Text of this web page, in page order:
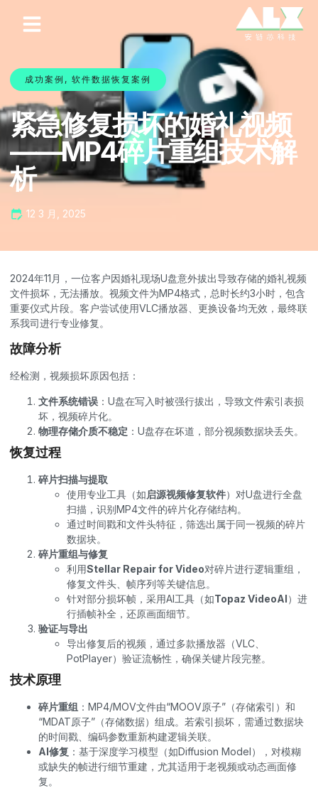
成功案例 , 软件数据恢复案例
紧急修复损坏的婚礼视频
——MP4碎片重组技术解
析
12 3 月, 2025
2024年11月，一位客户因婚礼现场U盘意外拔出导致存储的婚礼视频
文件损坏，无法播放。视频文件为MP4格式，总时长约3小时，包含
重要仪式片段。客户尝试使用VLC播放器、更换设备均无效，最终联
系我司进行专业修复。
故障分析
经检测，视频损坏原因包括：
文件系统错误 ：U盘在写入时被强行拔出，导致文件索引表损
坏，视频碎片化。
物理存储介质不稳定 ：U盘存在坏道，部分视频数据块丢失。
恢复过程
碎片扫描与提取
使用专业工具（如启源视频修复软件）对U盘进行全盘
扫描，识别MP4文件的碎片化存储结构。
通过时间戳和文件头特征，筛选出属于同一视频的碎片
数据块。
碎片重组与修复
利用Stellar Repair for Video对碎片进行逻辑重组，
修复文件头、帧序列等关键信息。
针对部分损坏帧，采用AI工具（如Topaz VideoAI）进
行插帧补全，还原画面细节。
验证与导出
导出修复后的视频，通过多款播放器（VLC、
PotPlayer）验证流畅性，确保关键片段完整。
技术原理
碎片重组 ：MP4/MOV文件由“MOOV原子”（存储索引）和
“MDAT原子”（存储数据）组成。若索引损坏，需通过数据块
的时间戳、编码参数重新构建逻辑关联。
AI修复 ：基于深度学习模型（如Diffusion Model），对模糊
或缺失的帧进行细节重建，尤其适用于老视频或动态画面修
复。